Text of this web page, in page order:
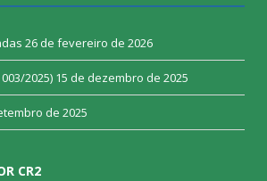
26 de fevereiro de 2026
2025) 15 de dezembro de 2025
de 2025
CR2